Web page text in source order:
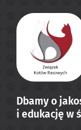
Dbamy o
i edukację w